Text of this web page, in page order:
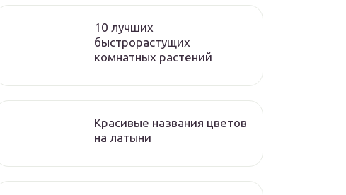
10 лучших
быстрорастущих
комнатных растений
Красивые названия цветов
на латыни